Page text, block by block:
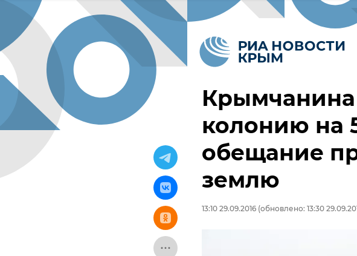
Крымчанина
колонию на
обещание
землю
13:10 29.09.2016 (обновлено: 13:30